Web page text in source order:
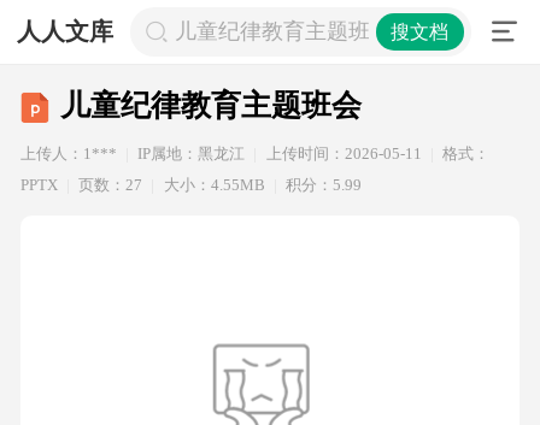
人人文库 儿童纪律教育主题班会搜文档
儿童纪律教育主题班会
上传人：1*** IP属地：黑龙江 上传时间：2026-05-11
格式：
PPTX
页数：27 大小：4.55MB 积分：5.99